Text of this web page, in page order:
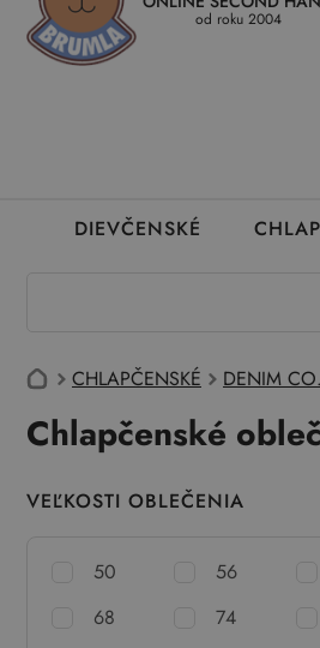
Kedy a ako dostanem tovar Ako
od roku 2004
DIEVČENSKÉ
CHLAPČENSKÉ DENIM CO.
Chlapčenské
VEĽKOSTI OBLEČENIA
50 56
68
74